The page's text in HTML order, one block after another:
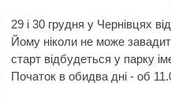
29 і 30 грудня у Чернівцях
Йому ніколи не може
старт відбудеться у парку
Початок в обидва дні - об